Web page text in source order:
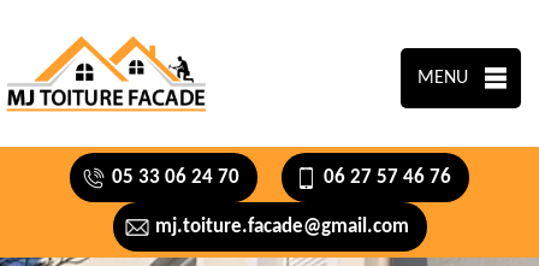
MENU
05 33 06 24 70 06 27 57 46 76
mj.toiture.facade@gmail.com